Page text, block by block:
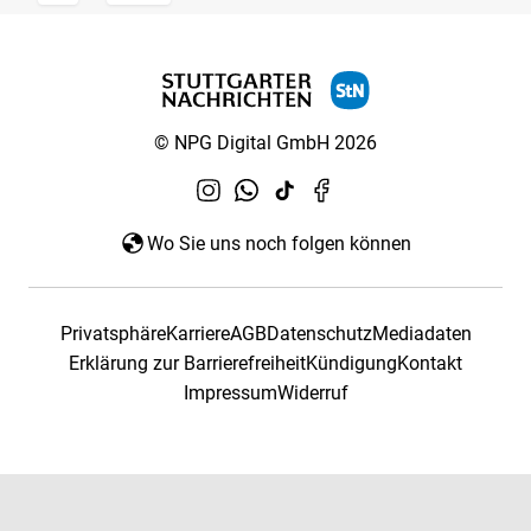
© NPG Digital GmbH 2026
Wo Sie uns noch folgen können
PrivatsphäreKarriereAGBDatenschutzMediadaten
Erklärung zur BarrierefreiheitKündigungKontakt
ImpressumWiderruf